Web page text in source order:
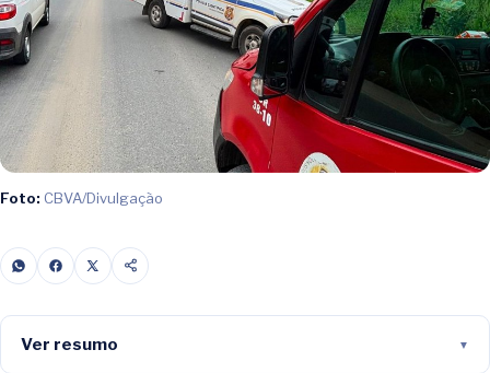
Foto: CBVA/Divulgação
Ver resumo